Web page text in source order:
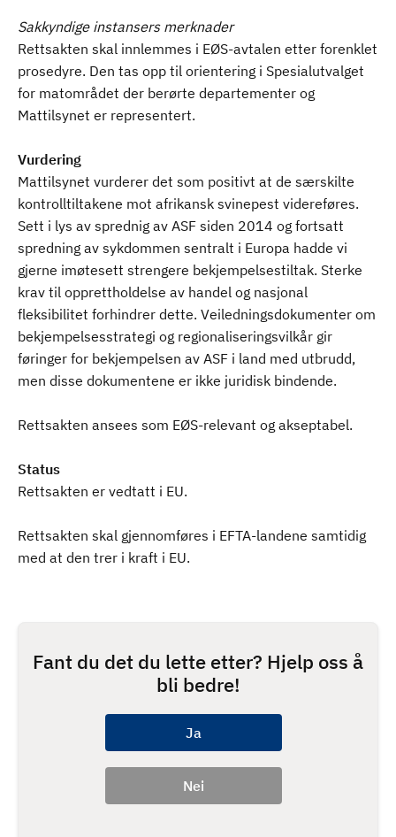
Sakkyndige instansers merknader
Rettsakten skal innlemmes i EØS-avtalen etter forenklet
prosedyre. Den tas opp til orientering i Spesialutvalget
for matområdet der berørte departementer og
Mattilsynet er representert.
Vurdering
Mattilsynet vurderer det som positivt at de særskilte
kontrolltiltakene mot afrikansk svinepest videreføres.
Sett i lys av sprednig av ASF siden 2014 og fortsatt
spredning av sykdommen sentralt i Europa hadde vi
gjerne imøtesett strengere bekjempelsestiltak. Sterke
krav til opprettholdelse av handel og nasjonal
fleksibilitet forhindrer dette. Veiledningsdokumenter om
bekjempelsesstrategi og regionaliseringsvilkår gir
føringer for bekjempelsen av ASF i land med utbrudd,
men disse dokumentene er ikke juridisk bindende.
Rettsakten ansees som EØS-relevant og akseptabel.
Status
Rettsakten er vedtatt i EU.
Rettsakten skal gjennomføres i EFTA-landene samtidig
med at den trer i kraft i EU.
Fant du det du lette etter? Hjelp oss å
bli bedre!